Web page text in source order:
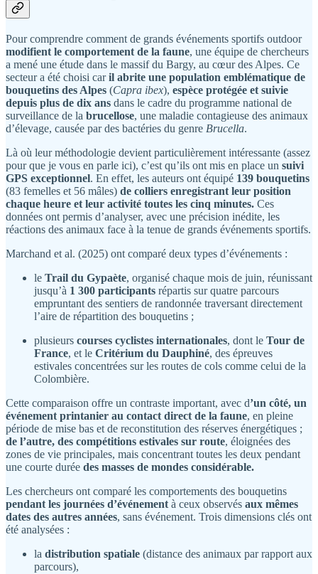
Pour comprendre comment de grands événements sportifs outdoor
modifient le comportement de la faune, une équipe de chercheurs
a mené une étude dans le massif du Bargy, au cœur des Alpes. Ce
secteur a été choisi caril abrite une population emblématique de
bouquetins des Alpes (Capra ibex), espèce protégée et suivie
depuis plus de dix ans dans le cadre du programme national de
surveillance de la brucellose, une maladie contagieuse des animaux
d’élevage, causée par des bactéries du genre Brucella.
Là où leur méthodologie devient particulièrement intéressante (assez
pour que je vous en parle ici), c’est qu’ils ont mis en place un suivi
GPS exceptionnel. En effet, les auteurs ont équipé 139 bouquetins
(83 femelles et 56 mâles) de colliers enregistrant leur position
chaque heure et leur activité toutes les cinq minutes. Ces
données ont permis d’analyser, avec une précision inédite, les
réactions des animaux face à la tenue de grands événements sportifs.
Marchand et al. (2025) ont comparé deux types d’événements :
le Trail du Gypaète, organisé chaque mois de juin, réunissant
jusqu’à 1 300 participants répartis sur quatre parcours
empruntant des sentiers de randonnée traversant directement
l’aire de répartition des bouquetins ;
plusieurs courses cyclistes internationales, dont le Tour de
France, et le Critérium du Dauphiné, des épreuves
estivales concentrées sur les routes de cols comme celui de la
Colombière.
Cette comparaison offre un contraste important, avec d’un côté, un
événement printanier au contact direct de la faune, en pleine
période de mise bas et de reconstitution des réserves énergétiques ;
de l’autre, des compétitions estivales sur route, éloignées des
zones de vie principales, mais concentrant toutes les deux pendant
une courte durée des masses de mondes considérable.
Les chercheurs ont comparé les comportements des bouquetins
pendant les journées d’événement à ceux observés aux mêmes
dates des autres années, sans événement. Trois dimensions clés ont
été analysées :
la distribution spatiale (distance des animaux par rapport aux
parcours),